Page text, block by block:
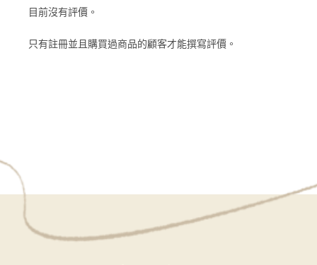
目前沒有評價。
只有註冊並且購買過商品的顧客才能撰寫評價。